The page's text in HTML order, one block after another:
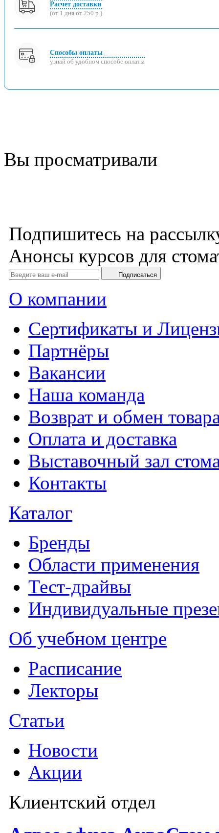
Расчет доставки
(от 1 дня от 250 р.)
Способы оплаты
узнай об удобном способе оплаты
Вы просматривали
Подпишитесь на
Анонсы курсов для
Подписаться
О компании
Сертификаты и
Партнёры
Вакансии
Наша команда
Возврат и обмен
Оплата и доставка
Выставочный зал
Контакты
Каталог
Бренды
Области применения
Тест-драйвы
Индивидуальные
Об учебном центре
Расписание
Лекторы
Статьи
Новости
Акции
Клиентский отдел